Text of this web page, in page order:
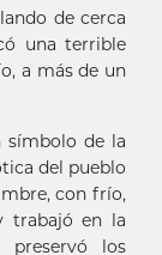
de cerca
una terrible
a más de un
símbolo de la
del pueblo
con frío,
trabajó en la
preservó los